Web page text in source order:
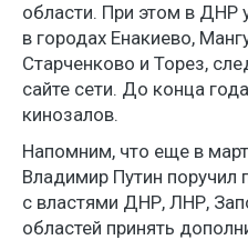
области. При этом в ДНР
в городах Енакиево,
Старченково и Торез,
сайте сети. До конца
кинозалов.
Напомним, что еще в
Владимир Путин поручил
с властями ДНР, ЛНР,
областей принять